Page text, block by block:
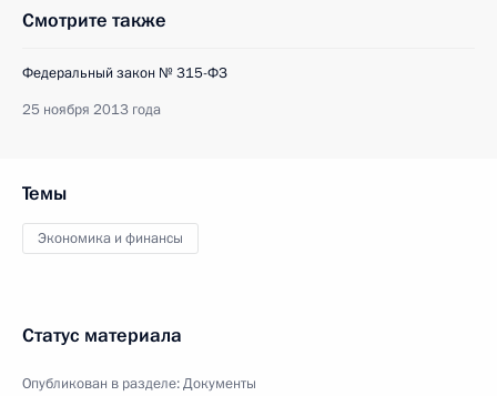
Смотрите также
Федеральный закон № 315-ФЗ
25 ноября 2013 года
Темы
Экономика и финансы
Статус материала
Опубликован в разделе:Документы